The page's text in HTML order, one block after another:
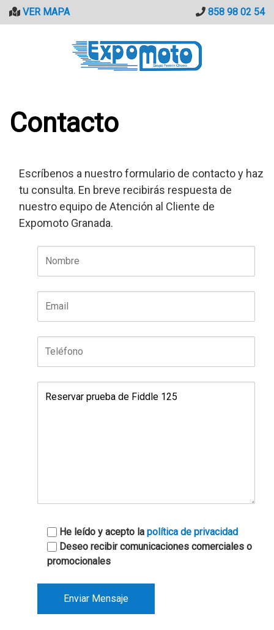
SaltarVER MAPA 858 98 02 54
Contacto
Escríbenos a nuestro formulario de contacto y haz
tu consulta. En breve recibirás respuesta de
nuestro equipo de Atención al Cliente de
Expomoto Granada.
He leído y acepto la política de privacidad
Deseo recibir comunicaciones comerciales o
promocionales